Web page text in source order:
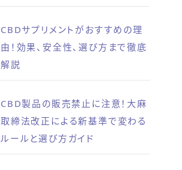
CBDサプリメントがおすすめの理
由！効果、安全性、選び方まで徹底
解説
CBD製品の販売禁止に注意！大麻
取締法改正による新基準で変わる
ルールと選び方ガイド